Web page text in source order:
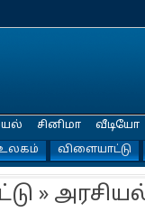
விளையாட்டு
சினிமா வீடியோ
»